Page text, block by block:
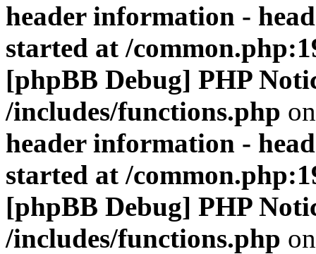
header information -
started at /
[phpBB Debug] PHP
/includes/functions.php
header information -
started at /
[phpBB Debug] PHP
/includes/functions.php